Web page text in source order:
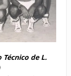
Técnico de L.